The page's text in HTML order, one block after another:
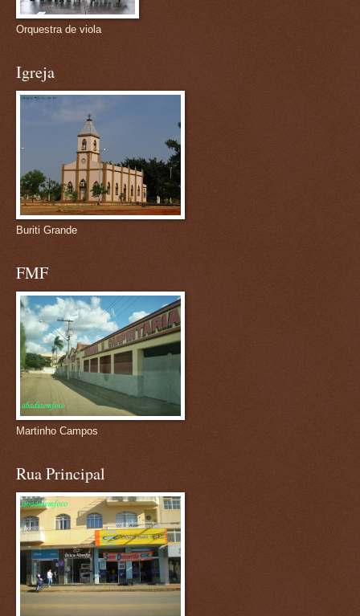
Orquestra de viola
Igreja
Buriti Grande
FMF
Martinho Campos
Rua Principal